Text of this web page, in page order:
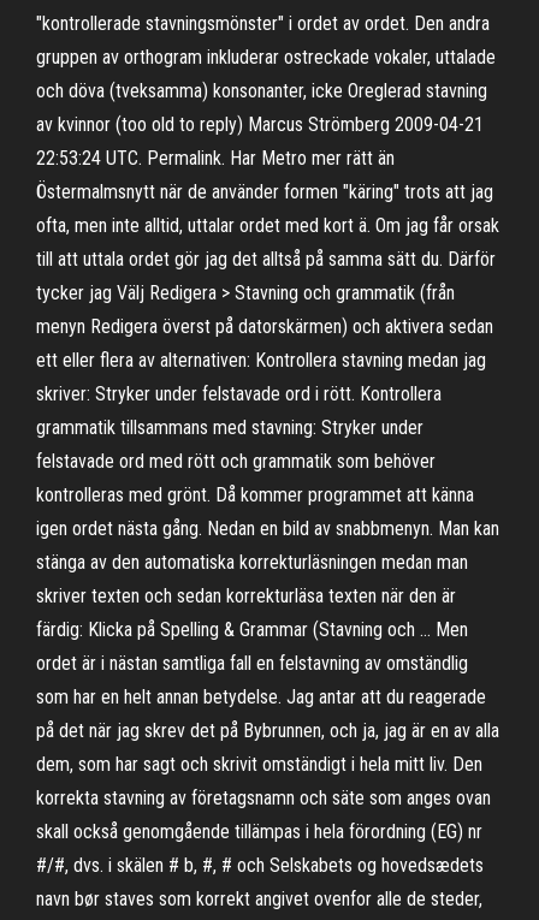
"kontrollerade stavningsmönster" i ordet av ordet. Den andra
gruppen av orthogram inkluderar ostreckade vokaler, uttalade
och döva (tveksamma) konsonanter, icke Oreglerad stavning
av kvinnor (too old to reply) Marcus Strömberg 2009-04-21
22:53:24 UTC. Permalink. Har Metro mer rätt än
Östermalmsnytt när de använder formen "käring" trots att jag
ofta, men inte alltid, uttalar ordet med kort ä. Om jag får orsak
till att uttala ordet gör jag det alltså på samma sätt du. Därför
tycker jag Välj Redigera > Stavning och grammatik (från
menyn Redigera överst på datorskärmen) och aktivera sedan
ett eller flera av alternativen: Kontrollera stavning medan jag
skriver: Stryker under felstavade ord i rött. Kontrollera
grammatik tillsammans med stavning: Stryker under
felstavade ord med rött och grammatik som behöver
kontrolleras med grönt. Då kommer programmet att känna
igen ordet nästa gång. Nedan en bild av snabbmenyn. Man kan
stänga av den automatiska korrekturläsningen medan man
skriver texten och sedan korrekturläsa texten när den är
färdig: Klicka på Spelling & Grammar (Stavning och … Men
ordet är i nästan samtliga fall en felstavning av omständlig
som har en helt annan betydelse. Jag antar att du reagerade
på det när jag skrev det på Bybrunnen, och ja, jag är en av alla
dem, som har sagt och skrivit omständigt i hela mitt liv. Den
korrekta stavning av företagsnamn och säte som anges ovan
skall också genomgående tillämpas i hela förordning (EG) nr
#/#, dvs. i skälen # b, #, # och Selskabets og hovedsædets
navn bør staves som korrekt angivet ovenfor alle de steder,